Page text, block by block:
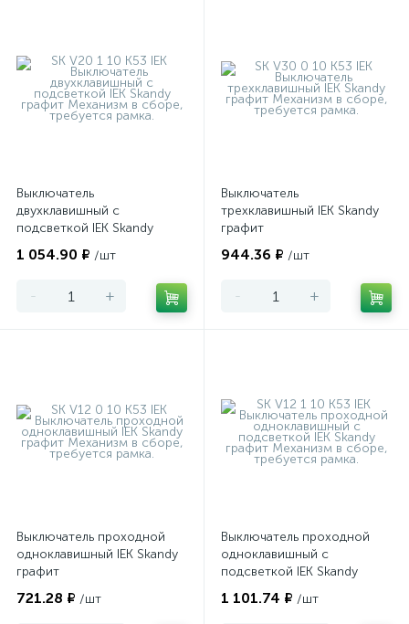
Выключатель
двухклавишный с
подсветкой IEK Skandy
1 054.90 ₽ /шт
- +
Выключатель
трехклавишный IEK Skandy
графит
944.36 ₽ /шт
- +
Выключатель проходной
одноклавишный IEK Skandy
графит
721.28 ₽ /шт
Выключатель проходной
одноклавишный с
подсветкой IEK Skandy
1 101.74 ₽ /шт